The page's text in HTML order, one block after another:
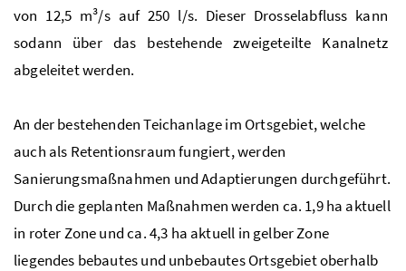
von 12,5 m³/sauf 250 l/s. Dieser Drosselabfluss kann
sodann über das bestehende zweigeteilte Kanalnetz
abgeleitet werden.
An der bestehenden Teichanlage im Ortsgebiet, welche
auch als Retentionsraum fungiert, werden
Sanierungsmaßnahmen und Adaptierungen durchgeführt.
Durch die geplanten Maßnahmen werden ca. 1,9ha aktuell
in roter Zone und ca. 4,3 ha aktuell in gelber Zone
liegendes bebautes und unbebautes Ortsgebiet oberhalb